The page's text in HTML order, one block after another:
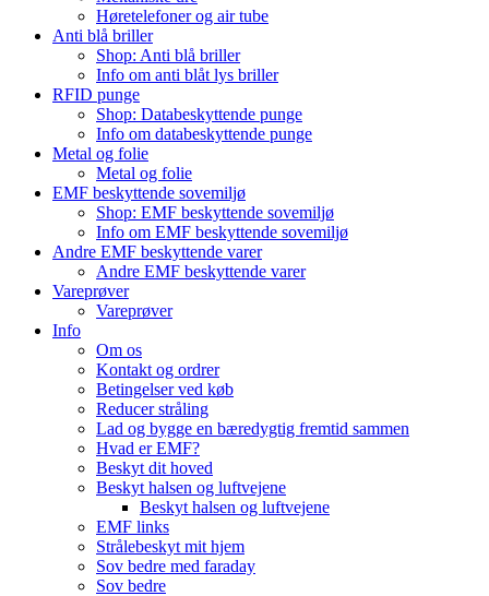
Høretelefoner og air tube
Anti blå briller
Shop: Anti blå briller
Info om anti blåt lys briller
RFID punge
Shop: Databeskyttende punge
Info om databeskyttende punge
Metal og folie
Metal og folie
EMF beskyttende sovemiljø
Shop: EMF beskyttende sovemiljø
Info om EMF beskyttende sovemiljø
Andre EMF beskyttende varer
Andre EMF beskyttende varer
Vareprøver
Vareprøver
Info
Om os
Kontakt og ordrer
Betingelser ved køb
Reducer stråling
Lad og bygge en bæredygtig fremtid sammen
Hvad er EMF?
Beskyt dit hoved
Beskyt halsen og luftvejene
Beskyt halsen og luftvejene
EMF links
Strålebeskyt mit hjem
Sov bedre med faraday
Sov bedre